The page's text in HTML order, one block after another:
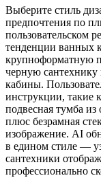
Выберите стиль
предпочтения по
пользовательском
тенденции ванных
крупноформатную
черную
кабины.
инструкции, такие
подвесная тумба из
плюс безрамная
изображение. AI
в едином стиле —
сантехники
профессионально